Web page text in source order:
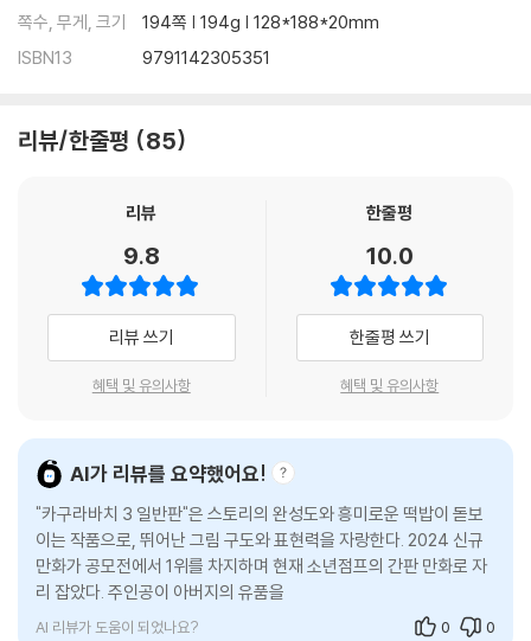
쪽수, 무게, 크기
194쪽 | 194g | 128*188*20mm
ISBN13
9791142305351
리뷰/한줄평 85
리뷰
9.8
리뷰 쓰기
혜택 및 유의사항
한줄평
10.0
한줄평 쓰기
혜택 및 유의사항
AI가 리뷰를 요약했어요!
"카구라바치 3 일반판"은 스토리의 완성도와 흥미로운 떡밥이 돋보
이는 작품으로, 뛰어난 그림 구도와 표현력을 자랑한다. 2024 신규
만화가 공모전에서 1위를 차지하며 현재 소년점프의 간판 만화로 자
리 잡았다. 주인공이 아버지의 유품을 찾기 위한 여정을 통해 다음 권
에 대한 기대감을 높